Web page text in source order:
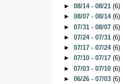
► 08/14 - 08/21 (6)
► 08/07 - 08/14 (6)
► 07/31 - 08/07 (6)
► 07/24 - 07/31 (6)
► 07/17 - 07/24 (6)
► 07/10 - 07/17 (6)
► 07/03 - 07/10 (6)
► 06/26 - 07/03 (6)